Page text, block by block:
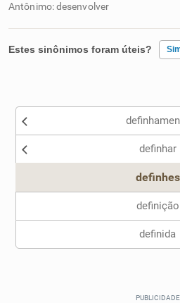
Antônimo: desenvolver
Estes sinônimos foram úteis?
Nenhum dos sinônimos
definhar
definhes
definição
definida